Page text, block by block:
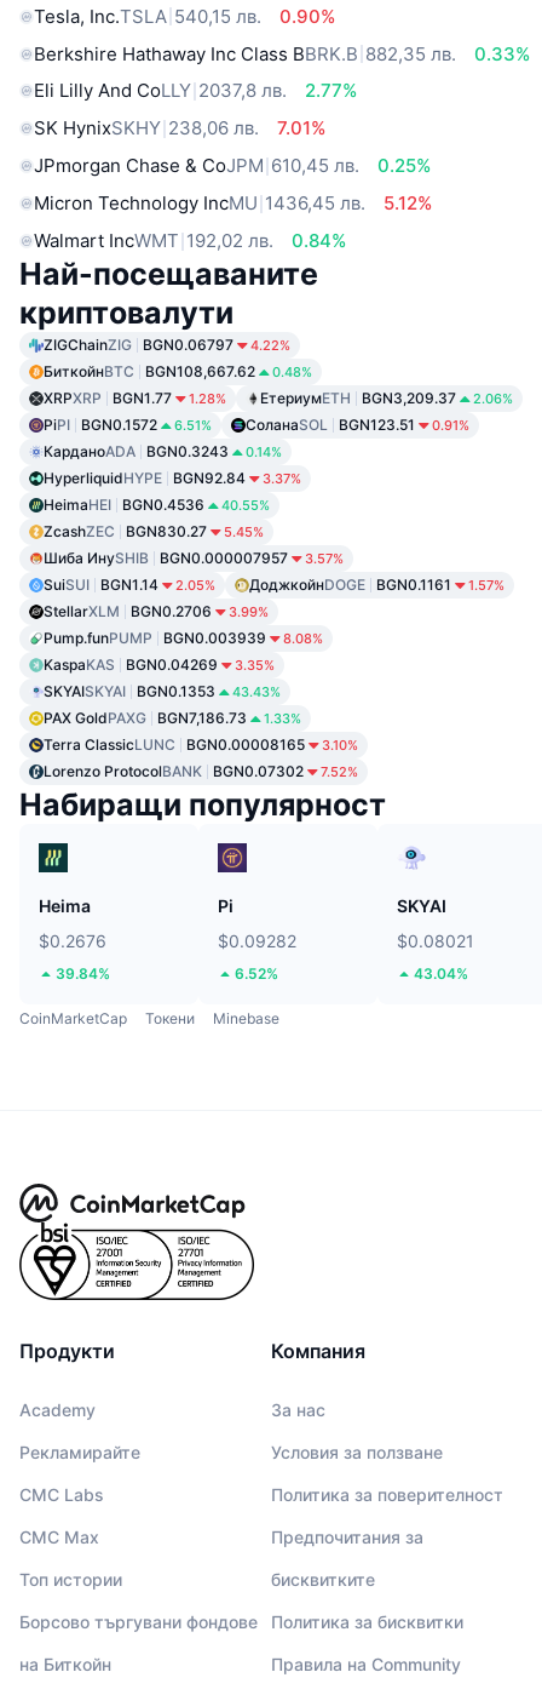
Tesla, Inc.TSLA 540,15 лв.
0.90%
Berkshire Hathaway Inc Class BBRK.B 882,35 лв.
0.33%
Eli Lilly And CoLLY 2037,8 лв.
2.77%
SK HynixSKHY 238,06 лв.
7.01%
JPmorgan Chase & CoJPM 610,45 лв.
0.25%
Micron Technology IncMU 1436,45 лв.
5.12%
Walmart IncWMT 192,02 лв. 0.84%
Най-посещаваните
криптовалути
ZIGChainZIG BGN0.06797 4.22%
БиткойнBTC BGN108,667.62 0.48%
XRPXRP BGN1.77 1.28% ЕтериумETH BGN3,209.37 2.06%
PiPI BGN0.1572 6.51% СоланаSOL BGN123.51 0.91%
КарданоADA BGN0.3243 0.14%
HyperliquidHYPE BGN92.84 3.37%
HeimaHEI BGN0.4536 40.55%
ZcashZEC BGN830.27 5.45%
Шиба ИнуSHIB BGN0.000007957 3.57%
SuiSUI BGN1.14 2.05% ДоджкойнDOGE BGN0.1161 1.57%
StellarXLM BGN0.2706 3.99%
Pump.funPUMP BGN0.003939 8.08%
KaspaKAS BGN0.04269 3.35%
SKYAISKYAI BGN0.1353 43.43%
PAX GoldPAXG BGN7,186.73 1.33%
Terra ClassicLUNC BGN0.00008165 3.10%
Lorenzo ProtocolBANK BGN0.07302 7.52%
Набиращи популярност
Heima
$0.2676
39.84%
Pi
$0.09282
6.52%
SKYAI
$0.08021
43.04%
CoinMarketCap Токени Minebase
Продукти
Academy
Рекламирайте
CMC Labs
CMC Max
Топ истории
Борсово търгувани фондове
на Биткойн
Компания
За нас
Условия за ползване
Политика за поверителност
Предпочитания за
бисквитките
Политика за бисквитки
Правила на Community